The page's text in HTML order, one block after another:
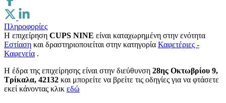
Πληροφορίες
Η επιχείρηση CUPS NINE είναι καταχωρημένη στην ενότητα
Εστίαση και δραστηριοποιείται στην κατηγορία Καφετέριες -
Καφενεία .
H έδρα της επιχείρησης είναι στην διεύθυνση 28ης Οκτωβρίου 9,
Τρίκαλα, 42132 και μπορείτε να βρείτε τις οδηγίες για να φτάσετε
εκεί κάνοντας κλικ εδώ